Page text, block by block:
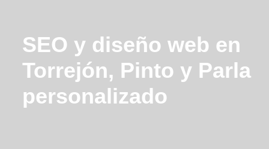
SEO y diseño web en
Torrejón, Pinto y Parla
personalizado